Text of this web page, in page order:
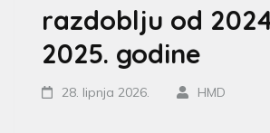
razdoblju od
2025. godine
28. lipnja 2026. HMD